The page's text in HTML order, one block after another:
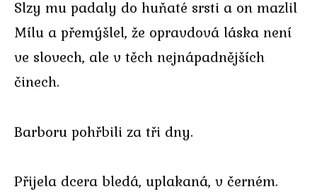
Slzy mu padaly do huňaté srsti a on mazlil
Mílu a přemýšlel, že opravdová láska není
ve slovech, ale v těch nejnápadnějších
činech.
Barboru pohřbili za tři dny.
Přijela dcera bledá, uplakaná, v černém.